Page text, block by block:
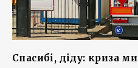
Спасибі, діду: криза